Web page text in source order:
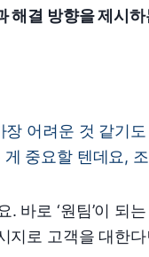
해결 방향을 제시
어려운 것 같기
중요할 텐데요,
바로 ‘원팀’이 되
지로 고객을 대한